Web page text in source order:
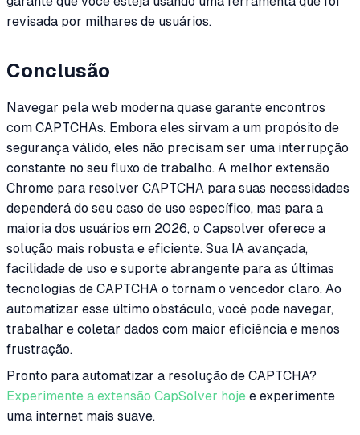
revisada por milhares de usuários.
Conclusão
Navegar pela web moderna quase garante encontros
com CAPTCHAs. Embora eles sirvam a um propósito de
segurança válido, eles não precisam ser uma interrupção
constante no seu fluxo de trabalho. A melhor extensão
Chrome para resolver CAPTCHA para suas necessidades
dependerá do seu caso de uso específico, mas para a
maioria dos usuários em 2026, o Capsolver oferece a
solução mais robusta e eficiente. Sua IA avançada,
facilidade de uso e suporte abrangente para as últimas
tecnologias de CAPTCHA o tornam o vencedor claro. Ao
automatizar esse último obstáculo, você pode navegar,
trabalhar e coletar dados com maior eficiência e menos
frustração.
Pronto para automatizar a resolução de CAPTCHA?
Experimente a extensão CapSolver hoje e experimente
uma internet mais suave.